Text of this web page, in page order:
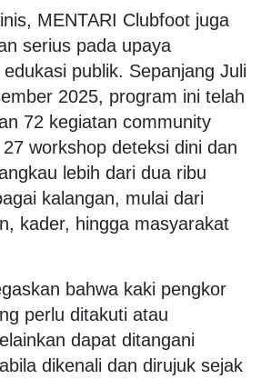
MENTARI Clubfoot juga
serius pada upaya
publik. Sepanjang Juli
2025, program ini telah
72 kegiatan community
workshop deteksi dini dan
lebih dari dua ribu
kalangan, mulai dari
kader, hingga masyarakat
bahwa kaki pengkor
perlu ditakuti atau
dapat ditangani
dikenali dan dirujuk sejak